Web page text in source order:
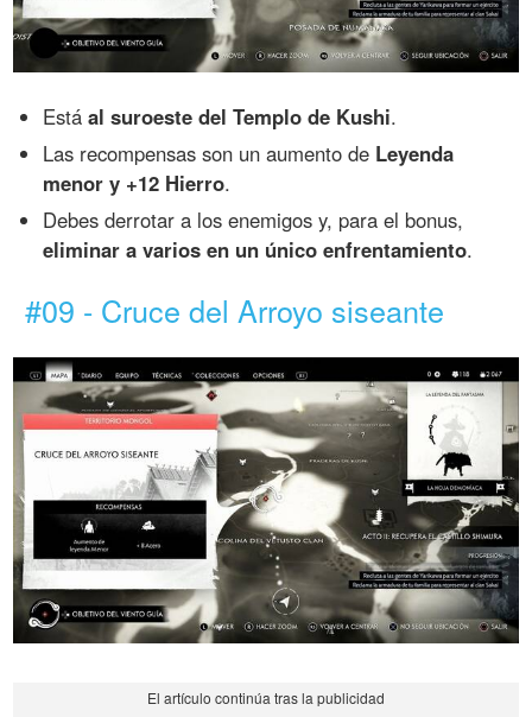
Estáal suroeste del Templo de Kushi.
Las recompensas son un aumento de Leyenda
menor y +12 Hierro.
Debes derrotar a los enemigos y, para el bonus,
eliminar a varios en un único enfrentamiento.
#09 - Cruce del Arroyo siseante